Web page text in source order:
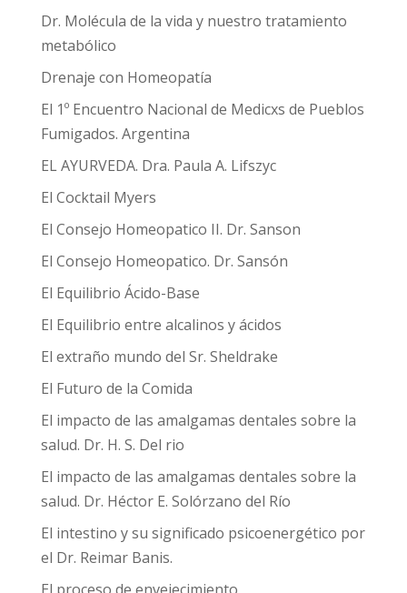
Dr. Molécula de la vida y nuestro tratamiento
metabólico
Drenaje con Homeopatía
El 1º Encuentro Nacional de Medicxs de Pueblos
Fumigados. Argentina
EL AYURVEDA. Dra. Paula A. Lifszyc
El Cocktail Myers
El Consejo Homeopatico II. Dr. Sanson
El Consejo Homeopatico. Dr. Sansón
El Equilibrio Ácido-Base
El Equilibrio entre alcalinos y ácidos
El extraño mundo del Sr. Sheldrake
El Futuro de la Comida
El impacto de las amalgamas dentales sobre la
salud. Dr. H. S. Del rio
El impacto de las amalgamas dentales sobre la
salud. Dr. Héctor E. Solórzano del Río
El intestino y su significado psicoenergético por
el Dr. Reimar Banis.